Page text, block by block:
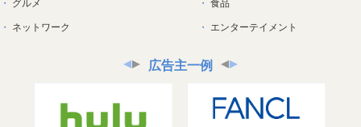
グルメ
ネットワーク
食品
エンターテイメント
広告主一例